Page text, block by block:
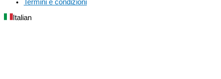
Termini e condizioni
Italian